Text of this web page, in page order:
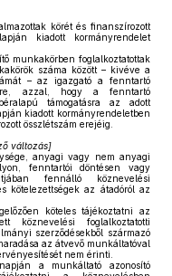
körét és finanszírozott
kiadott kormányrendelet
munkakörben foglalkoztatottak
száma között – kivéve a
– az igazgató a fenntartó
azzal, hogy a fenntartó
támogatásra az adott
kiadott kormányrendeletben
összlétszám erejéig.
változás]
anyagi vagy nem anyagi
fenntartói döntésen vagy
fennálló köznevelési
kötelezettségek az átadóról az
köteles tájékoztatni az
köznevelési foglalkoztatotti
szerződésekből származó
az átvevő munkáltatóval
nem érinti.
a munkáltató azonosító